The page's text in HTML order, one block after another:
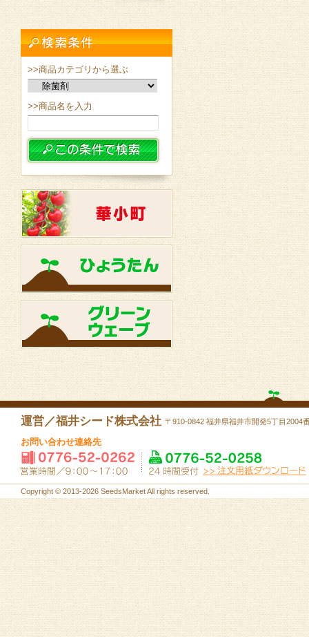
>>商品カテゴリから選ぶ
>>商品名を入力
運営／福井シード株式会社 〒910-0842 福井県福井市開発5丁目2004
お問い合わせ連絡先
Copyright © 2013-2026 SeedsMarket All rights reserved.